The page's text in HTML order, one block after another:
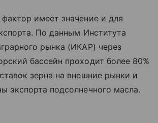
имеет значение и для
По данным Института
рынка (ИКАР) через
бассейн проходит более 80%
зерна на внешние рынки и
экспорта подсолнечного масла.